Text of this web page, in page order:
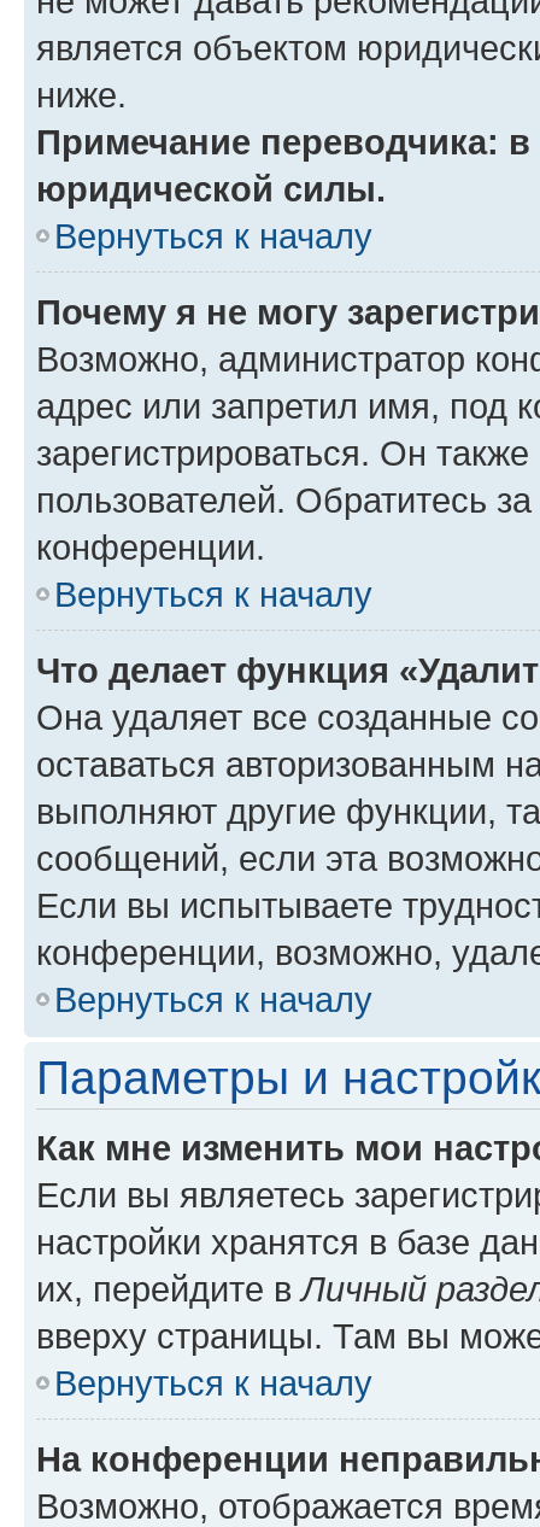
является объектом
ниже.
Примечание переводчика:
юридической силы.
Вернуться к началу
Почему я не могу
Возможно, администратор
адрес или запретил имя, под
зарегистрироваться. Он
пользователей. Обратитесь
конференции.
Вернуться к началу
Что делает функция
Она удаляет все созданные
оставаться авторизованным
выполняют другие функции,
сообщений, если эта
Если вы испытываете
конференции, возможно,
Вернуться к началу
Параметры и
Как мне изменить мои
Если вы являетесь
настройки хранятся в базе
их, перейдите вЛичный
вверху страницы. Там вы
Вернуться к началу
На конференции
Возможно, отображается